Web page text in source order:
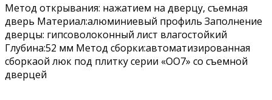
Метод открывания: нажатием на дверцу, съемная
дверь Материал:алюминиевый профиль Заполнение
дверцы: гипсоволоконный лист влагостойкий
Глубина:52 мм Метод сборки:автоматизированная
сборкаой люк под плитку серии «OO7» со съемной
дверцей